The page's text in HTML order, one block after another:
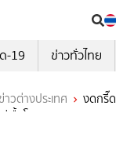
-19 ข่าวทั่วไทย
ข่าวต่างประเทศ
งดกรี๊
ชื้อโควิด